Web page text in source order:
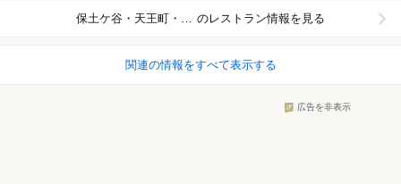
保土ケ谷・天王町・星川 のレストラン情報を見る
関連の情報をすべて表示する
広告を非表示